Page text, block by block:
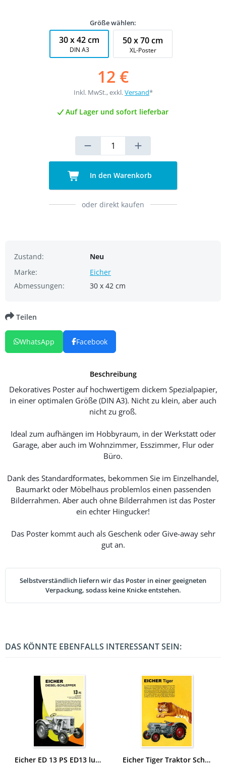
Größe wählen:
30 x 42 cm
DIN A3
50 x 70 cm
XL-Poster
12 €
Inkl. MwSt., exkl.Versand*
Auf Lager und sofort lieferbar
In den Warenkorb
oder direkt kaufen
Zustand:
Neu
Marke:
Eicher
Abmessungen:
30 x 42 cm
Beschreibung
Dekoratives Poster auf hochwertigem dickem Spezialpapier,
in einer optimalen Größe (DIN A3). Nicht zu klein, aber auch
nicht zu groß.
Ideal zum aufhängen im Hobbyraum, in der Werkstatt oder
Garage, aber auch im Wohnzimmer, Esszimmer, Flur oder
Büro.
Dank des Standardformates, bekommen Sie im Einzelhandel,
Baumarkt oder Möbelhaus problemlos einen passenden
Bilderrahmen. Aber auch ohne Bilderrahmen ist das Poster
ein echter Hingucker!
Das Poster kommt auch als Geschenk oder Give-away sehr
gut an.
Selbstverständlich liefern wir das Poster in einer geeigneten
Verpackung, sodass keine Knicke entstehen.
Teilen
WhatsApp Facebook
DAS KÖNNTE EBENFALLS INTERESSANT SEIN:
Eicher ED 13 PS ED13 luftgekühlt Traktor Schlepper Reklame Werbung Poster Plakat Eicher Tiger Traktor Schlepper Reklame Werbung Poster Plakat